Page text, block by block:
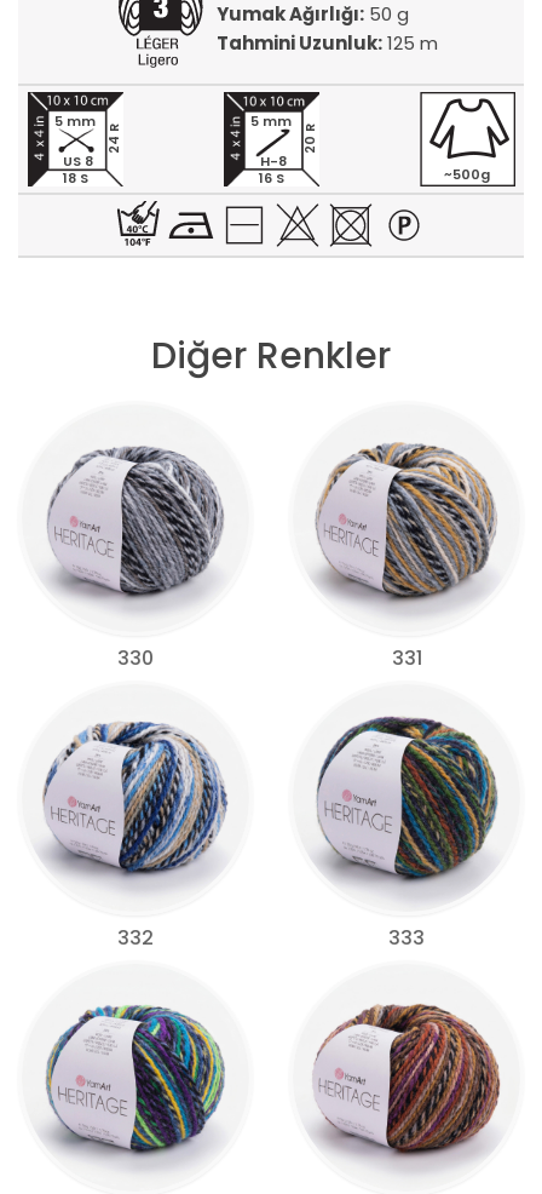
Yumak Ağırlığı:50 g
Tahmini Uzunluk:125 m
18 S
24 R
5 mm
US 8
16 S
20 R
5 mm
H-8
~500g
Diğer Renkler
330 331
332 333